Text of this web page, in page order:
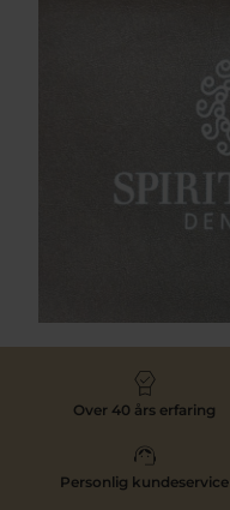
Over 40 års erfaring
Personlig kundeservice